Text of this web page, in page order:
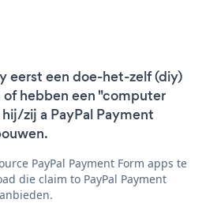
eerst een doe-het-zelf (diy)
of hebben een "computer
zij a PayPal Payment
PayPal Payment Form apps te
die claim to PayPal Payment